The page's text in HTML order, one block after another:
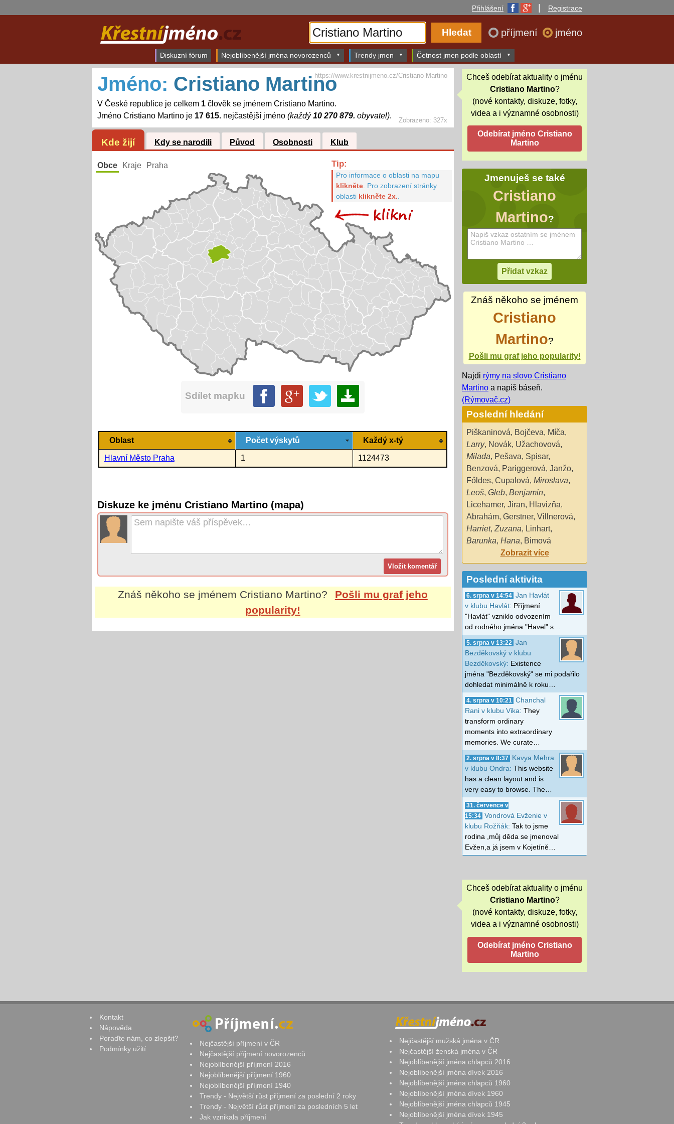
Přihlášení Registrace
příjmení jméno
Diskuzní fórum Nejoblíbenější jména novorozenců Trendy jmen Četnost jmen podle oblastí
Zobrazeno: 327x
Jméno: Cristiano Martino
V České republice je celkem 1člověk se jménem Cristiano Martino.
Jméno Cristiano Martino je 17 615.nejčastější jméno (každý10 270 879. obyvatel).
https://www.krestnijmeno.cz/Cristiano Martino
Kde žijí Kdy se narodili Původ Osobnosti Klub
Obce Kraje Praha Tip:
Pro informace o oblasti na mapu
klikněte. Pro zobrazení stránky
oblasti klikněte 2x.
Sdílet mapku
Oblast Počet výskytů Každý x-tý
Hlavní Město Praha 1 1124473
Diskuze ke jménu Cristiano Martino (mapa)
Znáš někoho se jménem Cristiano Martino?
Pošli mu graf jeho
popularity!
Chceš odebírat aktuality o jménu
Cristiano Martino?
(nové kontakty, diskuze, fotky,
videa a i významné osobnosti)
Jmenuješ se také
Cristiano
Martino?
Znáš někoho se jménem
Cristiano
Martino?
Pošli mu graf jeho popularity!
Najdi rýmy na slovo Cristiano
Martino a napiš báseň.
(Rýmovač.cz)
Poslední hledání
Piškaninová, Bojčeva, Míča,
Larry, Novák, Užachovová,
Milada, Pešava, Spisar,
Benzová, Pariggerová, Janžo,
Főldes, Cupalová, Miroslava,
Leoš, Gleb, Benjamin,
Licehamer, Jiran, Hlavizňa,
Abrahám, Gerstner, Villnerová,
Harriet, Zuzana, Linhart,
Barunka, Hana, Bimová
Zobrazit více
Poslední aktivita
6. srpna v 14:54 Jan Havlát
v klubu Havlát: Příjmení
"Havlát" vzniklo odvozením
od rodného jména "Havel" s…
5. srpna v 13:22
Jan
Bezděkovský v klubu
Bezděkovský: Existence
jména "Bezděkovský" se mi podařilo
dohledat minimálně k roku…
4. srpna v 10:21
Chanchal
Rani v klubu Vika: They
transform ordinary
moments into extraordinary
memories. We curate…
2. srpna v 8:37
Kavya Mehra
v klubu Ondra: This website
has a clean layout and is
very easy to browse. The…
31. července v
15:34 Vondrová Evženie v
klubu Rožňák: Tak to jsme
rodina ,můj děda se jmenoval
Evžen,a já jsem v Kojetíně…
Chceš odebírat aktuality o jménu
Cristiano Martino?
(nové kontakty, diskuze, fotky,
videa a i významné osobnosti)
Kontakt
Nápověda
Poraďte nám, co zlepšit?
Podmínky užití
Nejčastější příjmení v ČR
Nejčastější příjmení novorozenců
Nejoblíbenější příjmení 2016
Nejoblíbenější příjmení 1960
Nejoblíbenější příjmení 1940
Trendy - Největší růst příjmení za poslední 2 roky
Trendy - Největší růst příjmení za posledních 5 let
Jak vznikala příjmení
Nejčastější mužská jména v ČR
Nejčastější ženská jména v ČR
Nejoblíbenější jména chlapců 2016
Nejoblíbenější jména dívek 2016
Nejoblíbenější jména chlapců 1960
Nejoblíbenější jména dívek 1960
Nejoblíbenější jména chlapců 1945
Nejoblíbenější jména dívek 1945